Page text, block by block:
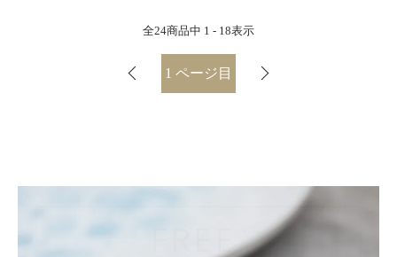
全24商品中 1 - 18表示
1 ページ目